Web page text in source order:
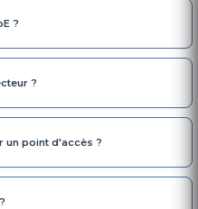
?
?
un point d'accès ?